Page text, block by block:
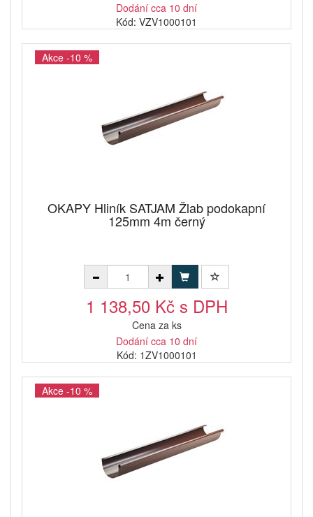
Dodání cca 10 dní
Kód: VZV1000101
Akce -10 %
OKAPY Hliník SATJAM Žlab podokapní
125mm 4m černý
1 138,50 Kč s DPH
Cena za ks
Dodání cca 10 dní
Kód: 1ZV1000101
Akce -10 %